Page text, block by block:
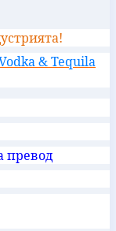
& Tequila
превод